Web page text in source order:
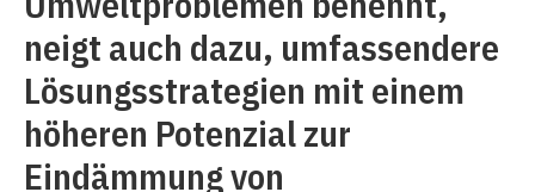
neigt auch dazu, umfassendere
Lösungsstrategien mit einem
höheren Potenzial zur
Eindämmung von